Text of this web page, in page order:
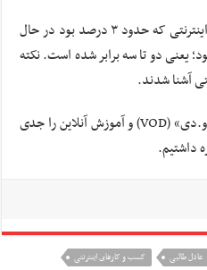
در این میان سهم بازار خرده فروشی اینترنتی که حدود ۳ درصد بود در حال
می شود؛ یعنی دو تا سه برابر شده است. نکته
آشنا شدند.
کرونا با همه بدی هایش بحث «وی‌.او.دی» (VOD) و آموزش آنلاین را جدی
داشتیم.
عادل طالبی کسب و کارهای اینترنتی